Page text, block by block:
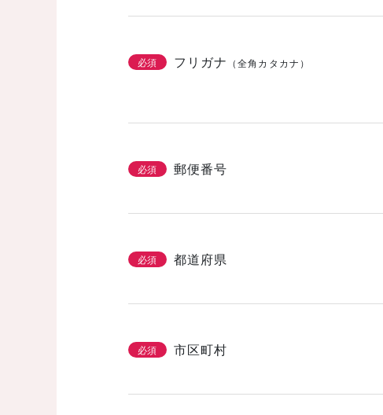
必須 フリガナ （全角カタカナ）
必須 郵便番号
必須 都道府県
必須 市区町村